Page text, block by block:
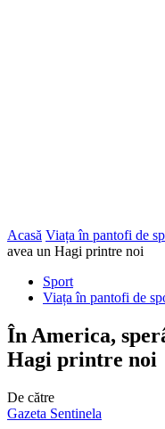
Acasă Viața în pantofi de
avea un Hagi printre noi
Sport
Viața în pantofi de
În America,
Hagi printre noi
De către
Gazeta Sentinela